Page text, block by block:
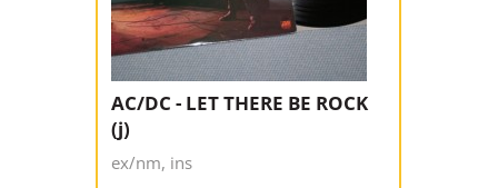
AC/DC - LET THERE BE ROCK
(j)
ex/nm, ins